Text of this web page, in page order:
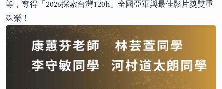
等，奪得「2026探索台灣120h」全國亞軍與最佳影片獎雙重
殊榮！